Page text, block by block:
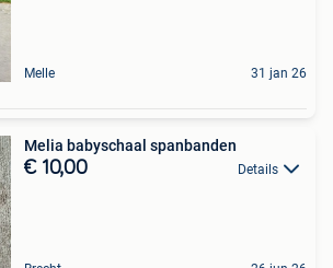
Melle 31 jan 26
Melia babyschaal spanbanden
€ 10,00 Details